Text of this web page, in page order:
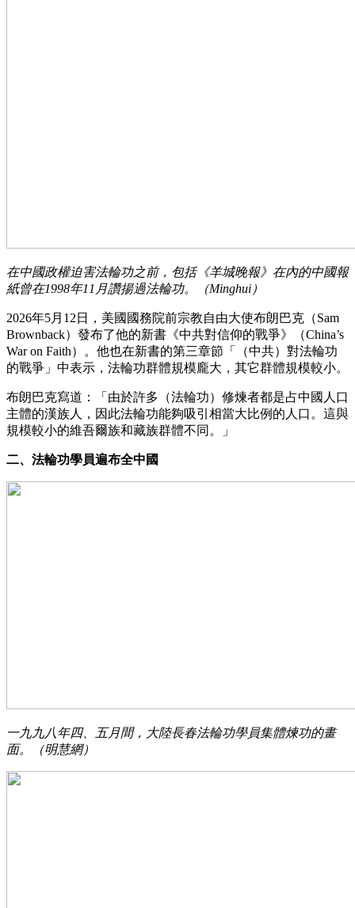
在中國政權迫害法輪功之前，包括《羊城晚報》在內的中國報
紙曾在1998年11月讚揚過法輪功。（Minghui）
2026年5月12日，美國國務院前宗教自由大使布朗巴克（Sam
Brownback）發布了他的新書《中共對信仰的戰爭》（China’s
War on Faith）。他也在新書的第三章節「（中共）對法輪功
的戰爭」中表示，法輪功群體規模龐大，其它群體規模較小。
布朗巴克寫道：「由於許多（法輪功）修煉者都是占中國人口
主體的漢族人，因此法輪功能夠吸引相當大比例的人口。這與
規模較小的維吾爾族和藏族群體不同。」
二、法輪功學員遍布全中國
一九九八年四、五月間，大陸長春法輪功學員集體煉功的畫
面。（明慧網）